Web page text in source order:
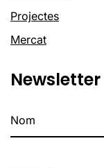
Projectes
Mercat
Newsletter